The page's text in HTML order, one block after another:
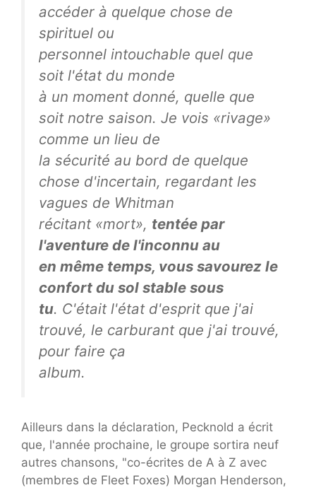
accéder à quelque chose de
spirituel ou
personnel intouchable quel que
soit l'état du monde
à un moment donné, quelle que
soit notre saison. Je vois «rivage»
comme un lieu de
la sécurité au bord de quelque
chose d'incertain, regardant les
vagues de Whitman
récitant «mort», tentée par
l'aventure de l'inconnu au
en même temps, vous savourez le
confort du sol stable sous
tu. C'était l'état d'esprit que j'ai
trouvé, le carburant que j'ai trouvé,
pour faire ça
album.
Ailleurs dans la déclaration, Pecknold a écrit
que, l'année prochaine, le groupe sortira neuf
autres chansons, "co-écrites de A à Z avec
(membres de Fleet Foxes) Morgan Henderson,